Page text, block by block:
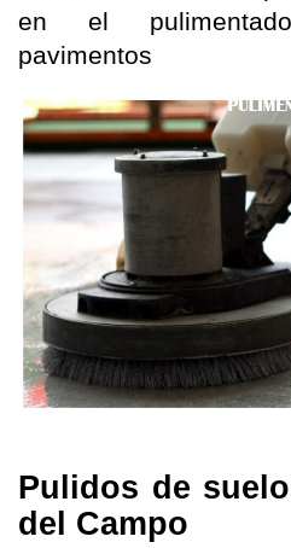
en el
pavimentos
Pulidos de
del Campo